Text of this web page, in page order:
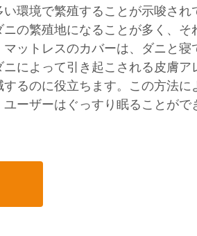
い環境で繁殖することが示唆され
の繁殖地になることが多く、そ
ットレスのカバーは、ダニと寝
によって引き起こされる皮膚ア
るのに役立ちます。この方法に
ーザーはぐっすり眠ることがで